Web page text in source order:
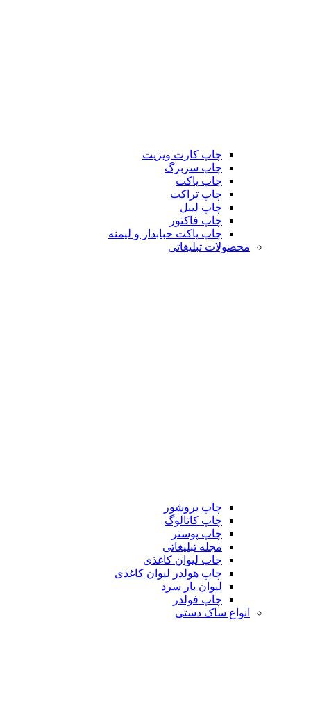
چاپ کارت ویزیت
چاپ سربرگ
چاپ پاکت
چاپ تراکت
چاپ لیبل
چاپ فاکتور
چاپ پاکت حبابدار و لیمنه
محصولات تبلیغاتی
چاپ بروشور
چاپ کاتالوگ
چاپ پوستر
مجله تبلیغاتی
چاپ لیوان کاغذی
چاپ هولدر لیوان کاغذی
لیوان بار سرد
چاپ فولدر
انواع ساک دستی